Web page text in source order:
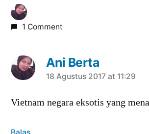
1 Comment
Ani Berta
says:
18 Agustus 2017 at 11:29
Vietnam negara eksotis yang